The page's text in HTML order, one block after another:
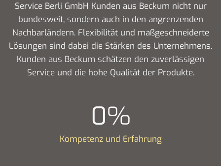
Service Berli GmbH Kunden aus Beckum nicht nur
bundesweit, sondern auch in den angrenzenden
Nachbarländern. Flexibilität und maßgeschneiderte
Lösungen sind dabei die Stärken des Unternehmens.
Kunden aus Beckum schätzen den zuverlässigen
Service und die hohe Qualität der Produkte.
0%
Kompetenz und Erfahrung